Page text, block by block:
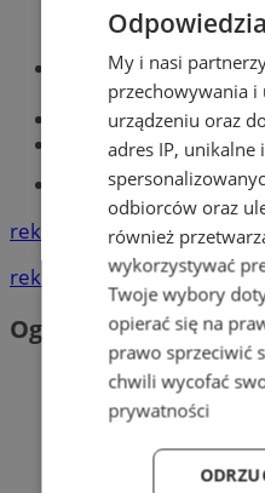
Zabrze
Tworzenie
reklama
reklama
Ogłoszenia
My i nasi
przechowywania
urządzeniu oraz
adres IP,
odbiorców oraz
również
wykorzystywać
Twoje wybory
opierać się na
prawo sprzeciwić
chwili wycofać
prywatności